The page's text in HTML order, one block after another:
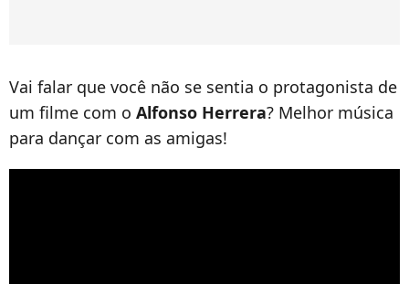
Vai falar que você não se sentia o protagonista de
um filme com o Alfonso Herrera? Melhor música
para dançar com as amigas!